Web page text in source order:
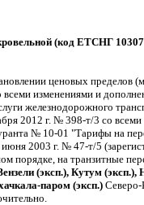
(код ЕТСНГ
ценовых пределов
всеми изменениями и
железнодорожного
2012 г. № 398-т/3 со
№ 10-01 "Тарифы на
2003 г. № 47-т/5
порядке, на транзитные
(эксп.), Кутум
паром (эксп.) Северо-